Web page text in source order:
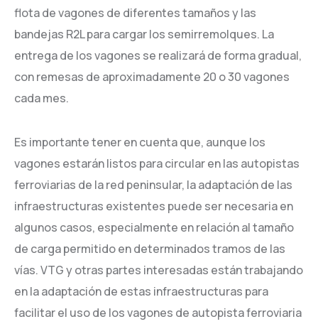
flota de vagones de diferentes tamaños y las
bandejas R2L para cargar los semirremolques. La
entrega de los vagones se realizará de forma gradual,
con remesas de aproximadamente 20 o 30 vagones
cada mes.
Es importante tener en cuenta que, aunque los
vagones estarán listos para circular en las autopistas
ferroviarias de la red peninsular, la adaptación de las
infraestructuras existentes puede ser necesaria en
algunos casos, especialmente en relación al tamaño
de carga permitido en determinados tramos de las
vías. VTG y otras partes interesadas están trabajando
en la adaptación de estas infraestructuras para
facilitar el uso de los vagones de autopista ferroviaria